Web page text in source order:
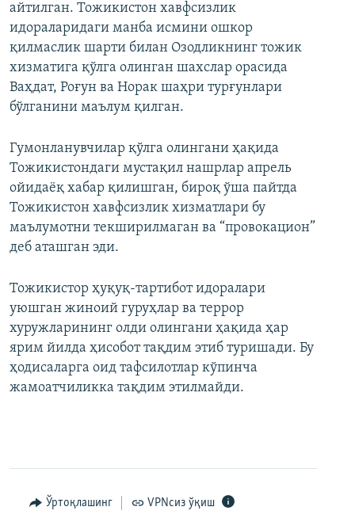
айтилган. Тожикистон хавфсизлик
идораларидаги манба исмини ошкор
қилмаслик шарти билан Озодликнинг тожик
хизматига қўлга олинган шахслар орасида
Ваҳдат, Роғун ва Норак шаҳри турғунлари
бўлганини маълум қилган.
Гумонланувчилар қўлга олингани ҳақида
Тожикистондаги мустақил нашрлар апрель
ойидаёқ хабар қилишган, бироқ ўша пайтда
Тожикистон хавфсизлик хизматлари бу
маълумотни текширилмаган ва “провокацион”
деб аташган эди.
Тожикистор ҳуқуқ-тартибот идоралари
уюшган жиноий гуруҳлар ва террор
хуружларининг олди олингани ҳақида ҳар
ярим йилда ҳисобот тақдим этиб туришади. Бу
ҳодисаларга оид тафсилотлар кўпинча
жамоатчиликка тақдим этилмайди.
Ўртоқлашинг VPNсиз ўқиш